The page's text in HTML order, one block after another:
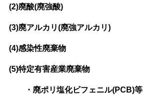
(2)廃酸(廃強酸)
(3)廃アルカリ(廃強アルカリ)
(4)感染性廃棄物
(5)特定有害産業廃棄物
・廃ポリ塩化ビフェニル(PCB)等